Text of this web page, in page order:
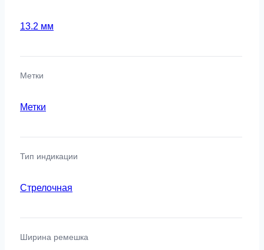
13.2 мм
Метки
Метки
Тип индикации
Стрелочная
Ширина ремешка